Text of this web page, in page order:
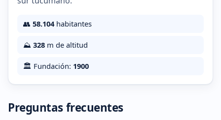
👥 58.104habitantes
⛰️ 328 m de altitud
🏛️ Fundación: 1900
Preguntas frecuentes